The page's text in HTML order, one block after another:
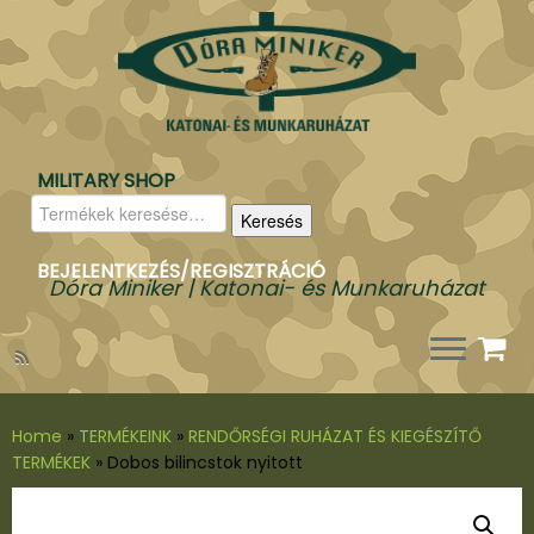
MILITARY SHOP
Keresés
a
következőre:
Keresés
BEJELENTKEZÉS/REGISZTRÁCIÓ
Dóra Miniker | Katonai- és Munkaruházat
Home » TERMÉKEINK » RENDŐRSÉGI RUHÁZAT ÉS KIEGÉSZÍTŐ
TERMÉKEK » Dobos bilincstok nyitott